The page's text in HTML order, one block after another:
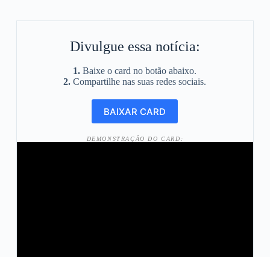
Divulgue essa notícia:
1. Baixe o card no botão abaixo.
2. Compartilhe nas suas redes sociais.
DEMONSTRAÇÃO DO CARD: